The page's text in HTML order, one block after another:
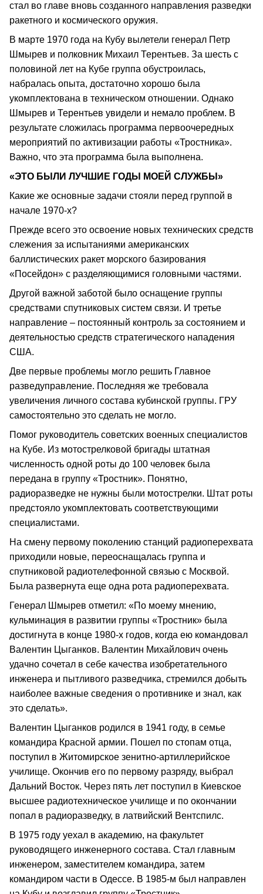
стал во главе вновь созданного направления разведки
ракетного и космического оружия.
В марте 1970 года на Кубу вылетели генерал Петр
Шмырев и полковник Михаил Терентьев. За шесть с
половиной лет на Кубе группа обустроилась,
набралась опыта, достаточно хорошо была
укомплектована в техническом отношении. Однако
Шмырев и Терентьев увидели и немало проблем. В
результате сложилась программа первоочередных
мероприятий по активизации работы «Тростника».
Важно, что эта программа была выполнена.
«ЭТО БЫЛИ ЛУЧШИЕ ГОДЫ МОЕЙ СЛУЖБЫ»
Какие же основные задачи стояли перед группой в
начале 1970-х?
Прежде всего это освоение новых технических средств
слежения за испытаниями американских
баллистических ракет морского базирования
«Посейдон» с разделяющимися головными частями.
Другой важной заботой было оснащение группы
средствами спутниковых систем связи. И третье
направление – постоянный контроль за состоянием и
деятельностью средств стратегического нападения
США.
Две первые проблемы могло решить Главное
разведуправление. Последняя же требовала
увеличения личного состава кубинской группы. ГРУ
самостоятельно это сделать не могло.
Помог руководитель советских военных специалистов
на Кубе. Из мотострелковой бригады штатная
численность одной роты до 100 человек была
передана в группу «Тростник». Понятно,
радиоразведке не нужны были мотострелки. Штат роты
предстояло укомплектовать соответствующими
специалистами.
На смену первому поколению станций радиоперехвата
приходили новые, переоснащалась группа и
спутниковой радиотелефонной связью с Москвой.
Была развернута еще одна рота радиоперехвата.
Генерал Шмырев отметил: «По моему мнению,
кульминация в развитии группы «Тростник» была
достигнута в конце 1980-х годов, когда ею командовал
Валентин Цыганков. Валентин Михайлович очень
удачно сочетал в себе качества изобретательного
инженера и пытливого разведчика, стремился добыть
наиболее важные сведения о противнике и знал, как
это сделать».
Валентин Цыганков родился в 1941 году, в семье
командира Красной армии. Пошел по стопам отца,
поступил в Житомирское зенитно-артиллерийское
училище. Окончив его по первому разряду, выбрал
Дальний Восток. Через пять лет поступил в Киевское
высшее радиотехническое училище и по окончании
попал в радиоразведку, в латвийский Вентспилс.
В 1975 году уехал в академию, на факультет
руководящего инженерного состава. Стал главным
инженером, заместителем командира, затем
командиром части в Одессе. В 1985-м был направлен